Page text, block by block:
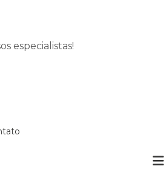
especialistas!